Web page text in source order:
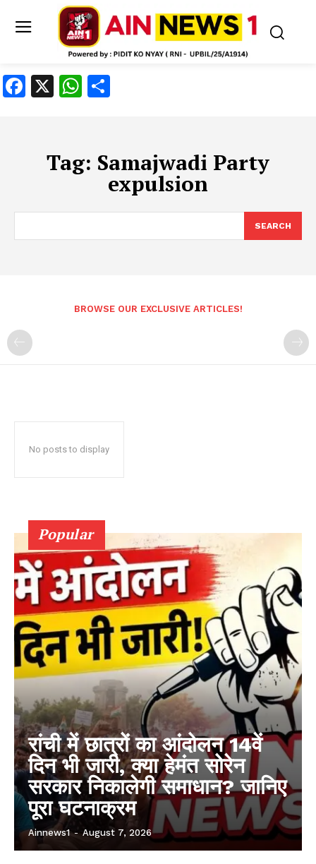
Facebook
X WhatsApp
Tag: Samajwadi Party
expulsion
SEARCH
BROWSE OUR EXCLUSIVE ARTICLES!
No posts to display
Popular
रांची में छात्रों का आंदोलन 14वें
दिन भी जारी, क्या हेमंत सोरेन
सरकार निकालेगी समाधान? जानिए
पूरा घटनाक्रम
Ainnews1 - August 7, 2026